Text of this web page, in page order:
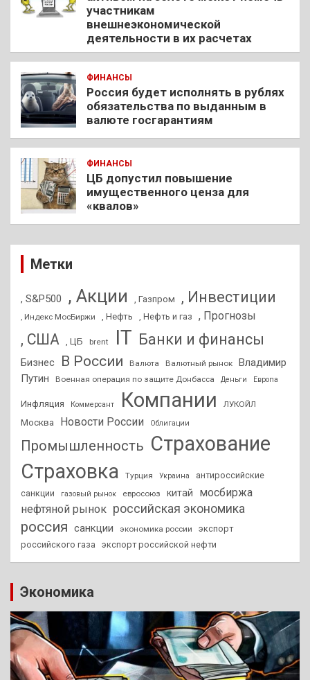
участникам
внешнеэкономической
деятельности в их расчетах
ФИНАНСЫ
Россия будет исполнять в рублях
обязательства по выданным в
валюте госгарантиям
ФИНАНСЫ
ЦБ допустил повышение
имущественного ценза для
«квалов»
Метки
, S&P500 , Акции , Газпром , Инвестиции
, Индекс МосБиржи , Нефть , Нефть и газ , Прогнозы
, США , ЦБ brent IT Банки и финансы
Бизнес В России Валюта Валютный рынок
Владимир
Путин
Военная операция по защите Донбасса Деньги Европа
Инфляция Коммерсант Компании ЛУКОЙЛ
Москва Новости России Облигации
Промышленность Страхование
Страховка
Турция Украина
антироссийские
санкции
газовый рынок евросоюз китай
мосбиржа
нефтяной рынок российская экономика
россия санкции экономика россии
экспорт
российского газа
экспорт российской нефти
Экономика